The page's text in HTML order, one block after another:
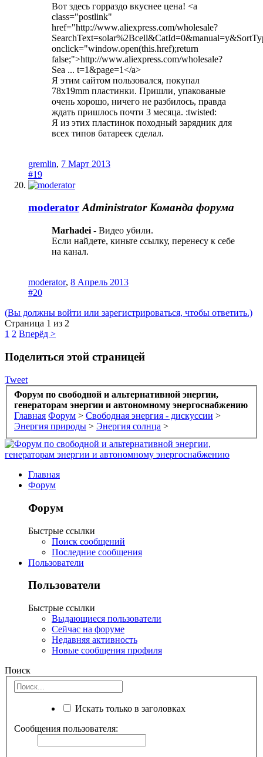
Вот здесь горраздо вкуснее цена! <a
class="postlink"
href="http://www.aliexpress.com/wholesale?
onclick="window.open(this.href);return
false;">http://www.aliexpress.com/wholesale?
Sea ... t=1&page=1</a>
Я этим сайтом пользовался, покупал
78x19mm пластинки. Пришли, упакованые
очень хорошо, ничего не разбилось, правда
ждать пришлось почти 3 месяца. :twisted:
Я из этих пластинок походный зарядник для
всех типов батареек сделал.
gremlin, 7 Март 2013
#19
moderator Administrator Команда форума
Marhadei - Видео убили.
Если найдете, киньте ссылку, перенесу к себе
на канал.
moderator, 8 Апрель 2013
#20
(Вы должны войти или зарегистрироваться, чтобы ответить.)
Страница 1 из 2
1 2 Вперёд >
Поделиться этой страницей
Tweet
Форум по свободной и альтернативной энергии,
генераторам энергии и автономному энергоснабжению
Главная Форум > Свободная энергия - дискуссии >
Энергия природы > Энергия солнца >
Главная
Форум
Форум
Быстрые ссылки
Поиск сообщений
Последние сообщения
Пользователи
Пользователи
Быстрые ссылки
Выдающиеся пользователи
Сейчас на форуме
Недавняя активность
Новые сообщения профиля
Поиск
Искать только в заголовках
Сообщения пользователя: